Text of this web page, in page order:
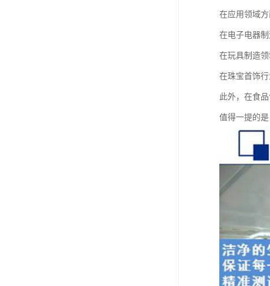
在应用领域方
在电子电器
在玩具制造
在珠宝首饰
此外，在食
值得一提的